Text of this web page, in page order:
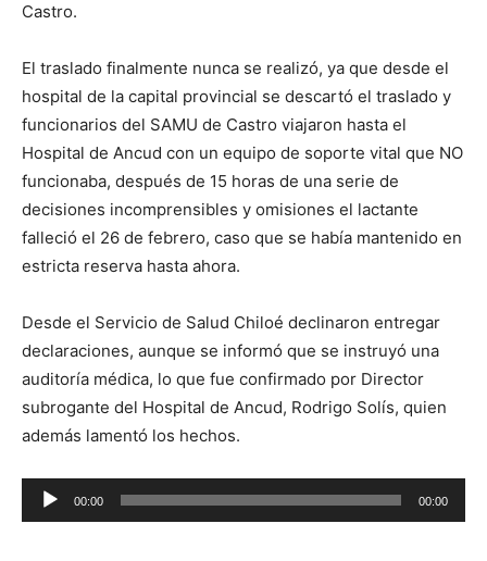
Castro.
El traslado finalmente nunca se realizó, ya que desde el
hospital de la capital provincial se descartó el traslado y
funcionarios del SAMU de Castro viajaron hasta el
Hospital de Ancud con un equipo de soporte vital que NO
funcionaba, después de 15 horas de una serie de
decisiones incomprensibles y omisiones el lactante
falleció el 26 de febrero, caso que se había mantenido en
estricta reserva hasta ahora.
Desde el Servicio de Salud Chiloé declinaron entregar
declaraciones, aunque se informó que se instruyó una
auditoría médica, lo que fue confirmado por Director
subrogante del Hospital de Ancud, Rodrigo Solís, quien
además lamentó los hechos.
Reproductor
de
00:00 00:00